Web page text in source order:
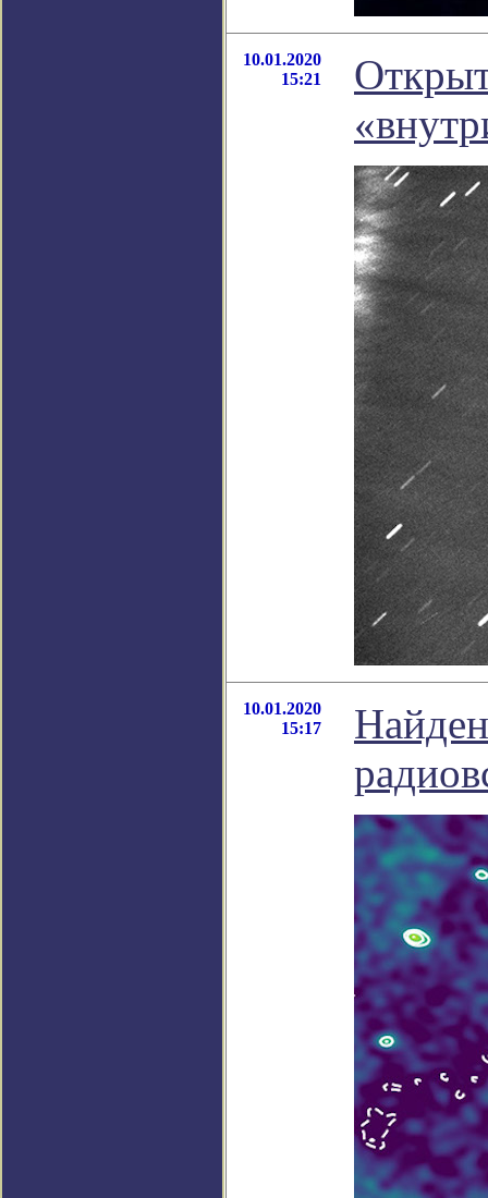
10.01.2020
15:21
10.01.2020
15:17